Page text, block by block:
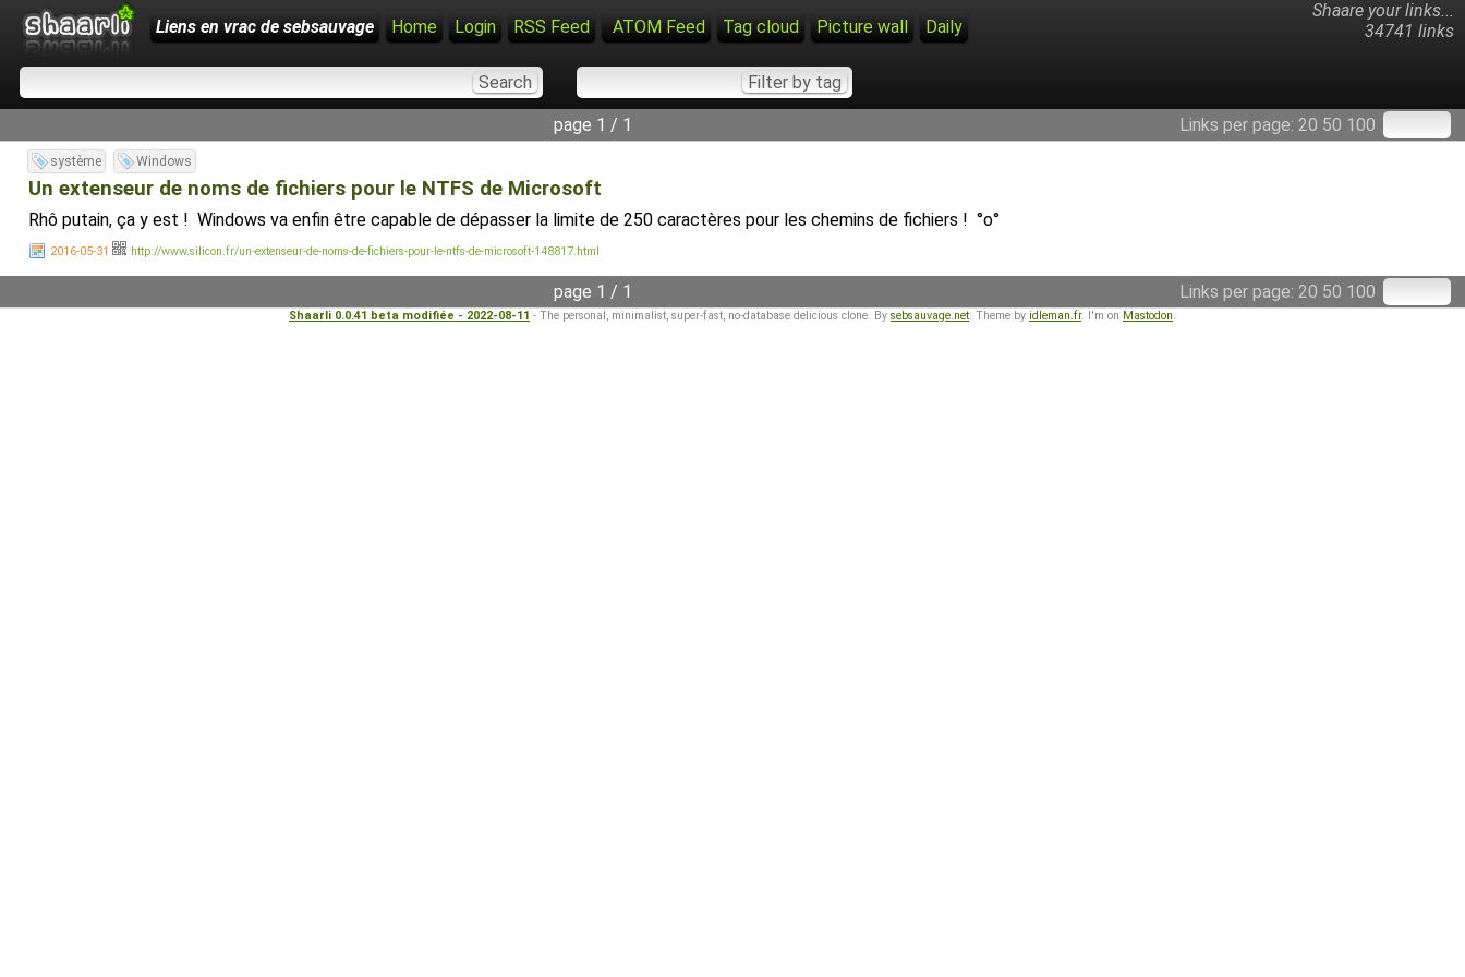
Shaare your links...
34741 links
Liens en vrac de sebsauvage Home Login RSS Feed ATOM Feed Tag cloud Picture wall Daily
Links per page: 20 50 100
page 1 / 1
système Windows
Un extenseur de noms de fichiers pour le NTFS de Microsoft
Rhô putain, ça y est ! Windows va enfin être capable de dépasser la limite de 250 caractères pour les chemins de fichiers ! °o°
2016-05-31 http://www.silicon.fr/un-extenseur-de-noms-de-fichiers-pour-le-ntfs-de-microsoft-148817.html
Links per page: 20 50 100
page 1 / 1
Shaarli 0.0.41 beta modifiée - 2022-08-11 - The personal, minimalist, super-fast, no-database delicious clone. By sebsauvage.net. Theme by idleman.fr. I'm on Mastodon.